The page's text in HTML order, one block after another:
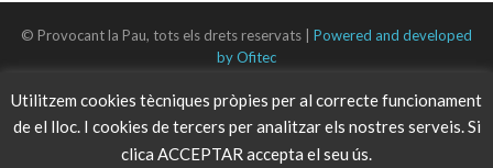
© Provocant la Pau, tots els drets reservats | Powered and developed
by Ofitec
Utilitzem cookies tècniques pròpies per al correcte funcionament
de el lloc. I cookies de tercers per analitzar els nostres serveis. Si
clica ACCEPTAR accepta el seu ús.